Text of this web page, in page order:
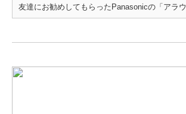
友達にお勧めしてもらったPanasonicの「アラウ